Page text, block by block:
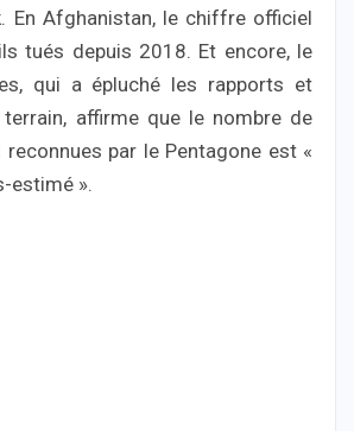
En Afghanistan, le chiffre officiel
tués depuis 2018. Et encore, le
qui a épluché les rapports et
affirme que le nombre de
par le Pentagone est «
estimé ».